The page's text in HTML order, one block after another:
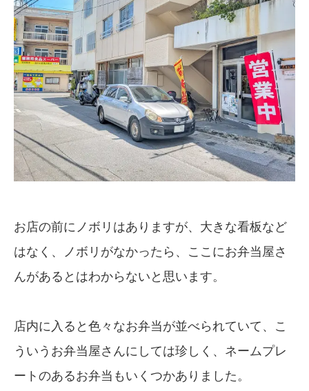
お店の前にノボリはありますが、大きな看板など
はなく、ノボリがなかったら、ここにお弁当屋さ
んがあるとはわからないと思います。
店内に入ると色々なお弁当が並べられていて、こ
ういうお弁当屋さんにしては珍しく、ネームプレ
ートのあるお弁当もいくつかありました。